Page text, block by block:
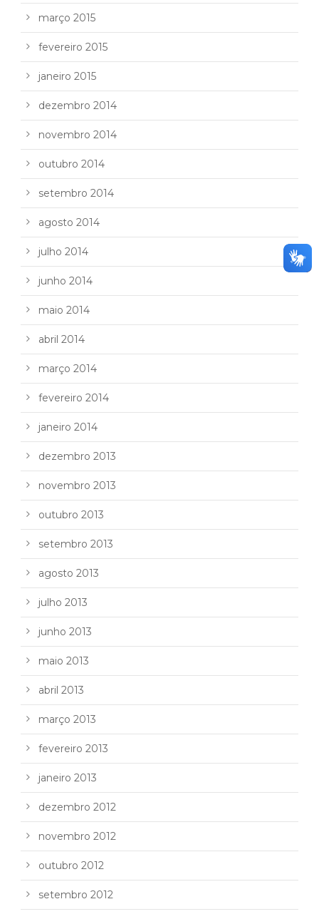
março 2015
fevereiro 2015
janeiro 2015
dezembro 2014
novembro 2014
outubro 2014
setembro 2014
agosto 2014
julho 2014
junho 2014
maio 2014
abril 2014
março 2014
fevereiro 2014
janeiro 2014
dezembro 2013
novembro 2013
outubro 2013
setembro 2013
agosto 2013
julho 2013
junho 2013
maio 2013
abril 2013
março 2013
fevereiro 2013
janeiro 2013
dezembro 2012
novembro 2012
outubro 2012
setembro 2012